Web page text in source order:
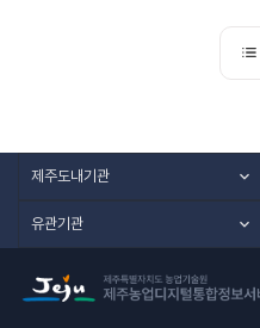
제주도내기관
유관기관